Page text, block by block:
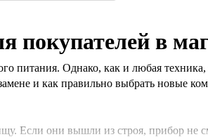
покупателей в
питания. Однако, как и любая
и как правильно выбрать новые
Если они вышли из строя, прибор не